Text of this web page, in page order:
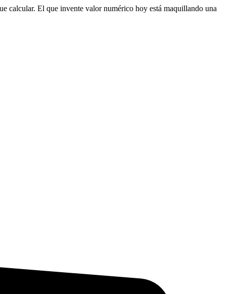
calcular. El que invente valor numérico hoy está maquillando una